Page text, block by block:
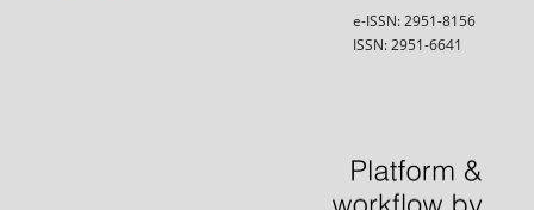
e-ISSN: 2951-8156
ISSN: 2951-6641